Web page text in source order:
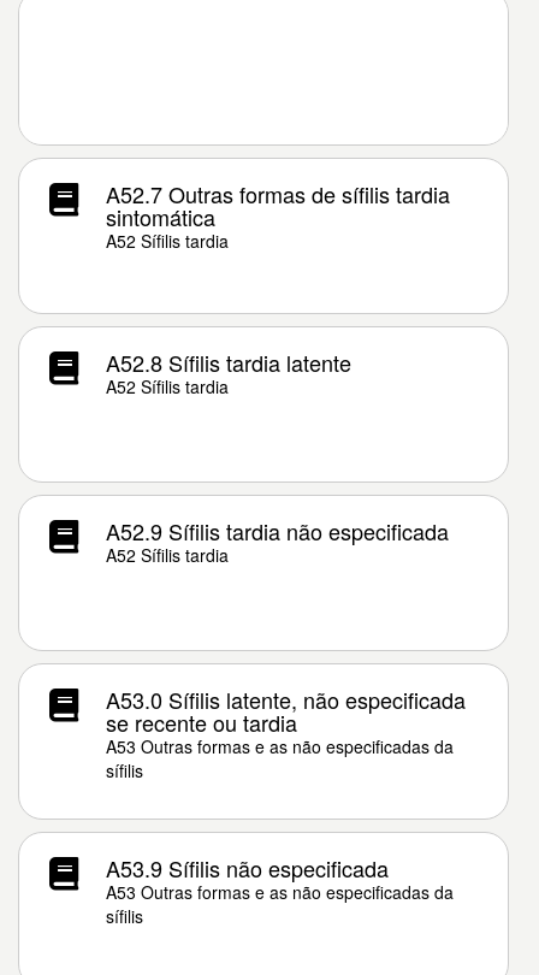
A52.7 Outras formas de sífilis tardia
sintomática
A52 Sífilis tardia
A52.8 Sífilis tardia latente
A52 Sífilis tardia
A52.9 Sífilis tardia não especificada
A52 Sífilis tardia
A53.0 Sífilis latente, não especificada
se recente ou tardia
A53 Outras formas e as não especificadas da
sífilis
A53.9 Sífilis não especificada
A53 Outras formas e as não especificadas da
sífilis